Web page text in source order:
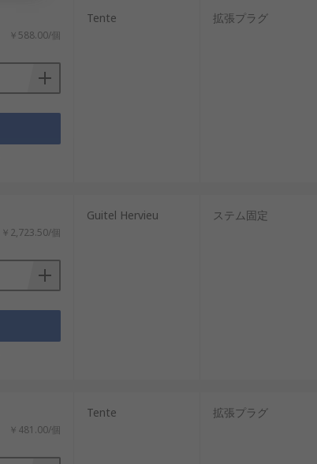
￥588.00/個
Tente 拡張プラグ
￥2,723.50/個
Guitel Hervieu ステム固定
￥481.00/個
Tente 拡張プラグ